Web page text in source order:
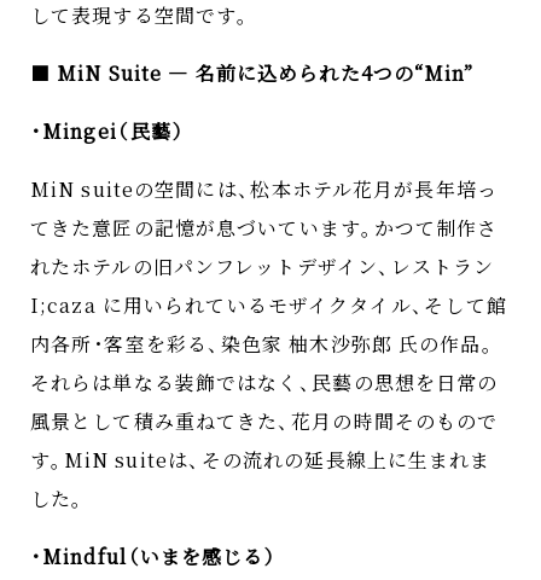
して表現する空間です。
■ MiN Suite ― 名前に込められた4つの“Min”
・Mingei（民藝）
MiN suiteの空間には、松本ホテル花月が長年培っ
てきた意匠の記憶が息づいています。かつて制作さ
れたホテルの旧パンフレットデザイン、レストラン
I;caza に用いられているモザイクタイル、そして館
内各所・客室を彩る、染色家 柚木沙弥郎 氏の作品。
それらは単なる装飾ではなく 、民藝の思想を日常の
風景として積み重ねてきた、花月の時間そのもので
す。MiN suiteは、その流れの延長線上に生まれま
した。
・Mindful（いまを感じる）